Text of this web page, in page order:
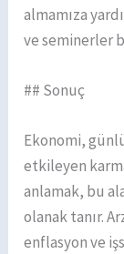
almamıza
ve seminerler
## Sonuç
Ekonomi,
etkileyen
anlamak, bu
olanak tanır.
enflasyon ve